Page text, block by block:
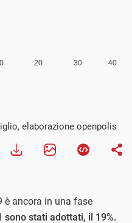
elaborazione openpolis
è ancora in una fase
sono stati adottati, il 19%.